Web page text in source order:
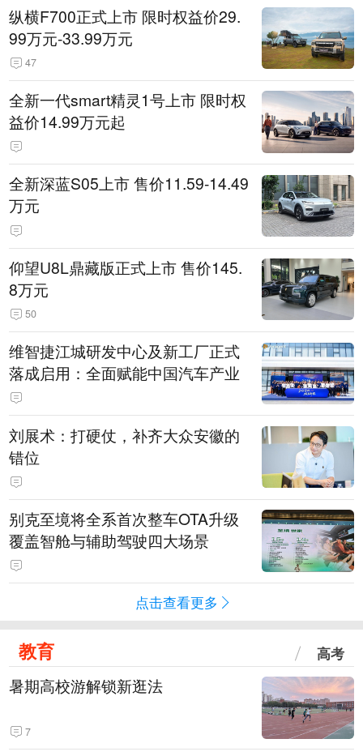
纵横F700正式上市 限时权益价29.
99万元-33.99万元
47
全新一代smart精灵1号上市 限时权
益价14.99万元起
全新深蓝S05上市 售价11.59-14.49
万元
仰望U8L鼎藏版正式上市 售价145.
8万元
50
维智捷江城研发中心及新工厂正式
落成启用：全面赋能中国汽车产业
刘展术：打硬仗，补齐大众安徽的
错位
别克至境将全系首次整车OTA升级
覆盖智舱与辅助驾驶四大场景
点击查看更多
教育 高考
暑期高校游解锁新逛法
7